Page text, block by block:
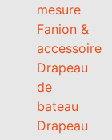
mesure
Fanion &
accessoire
Drapeau
de
bateau
Drapeau